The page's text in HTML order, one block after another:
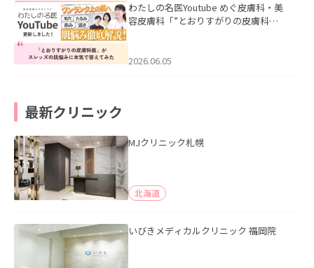
わたしの名医Youtube めぐ皮膚科・美
容皮膚科「”とおりすがりの皮膚科
2026.06.05
最新クリニック
MJクリニック札幌
北海道
いびきメディカルクリニック 福岡院